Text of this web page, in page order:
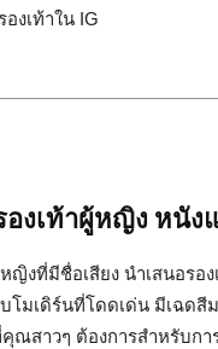
งเท้าใน IG
องเท้าผู้หญิง หนั
หญิงที่มีชื่อเสียง นำเสนอร
โมเดิร์นที่โดดเด่น มีเฉด
ณสาวๆ ต้องการสำหรับกา